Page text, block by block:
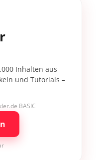
Inhalten aus
und Tutorials –
BASIC